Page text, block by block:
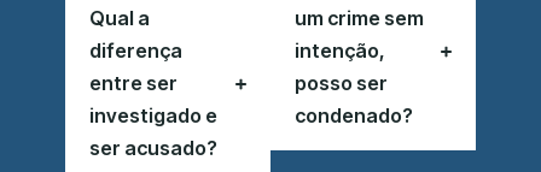
Qual a
diferença
entre ser
investigado e
ser acusado?
um crime sem
intenção,
posso ser
condenado?